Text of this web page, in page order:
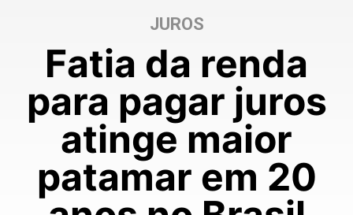
JUROS
Fatia da renda
para pagar juros
atinge maior
patamar em 20